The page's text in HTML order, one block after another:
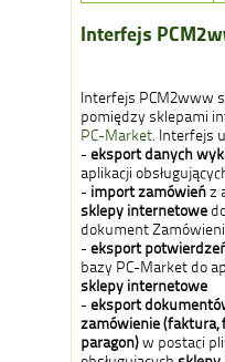
Interfejs
Interfejs PCM2www
pomiędzy sklepami
PC-Market . Interfejs
-eksport danych
aplikacji
- import zamówieńz
sklepy internetowe
dokument
-eksport
bazy PC-Market do
sklepy internetowe
-eksport
zamówienie(faktura,
paragon)w postaci